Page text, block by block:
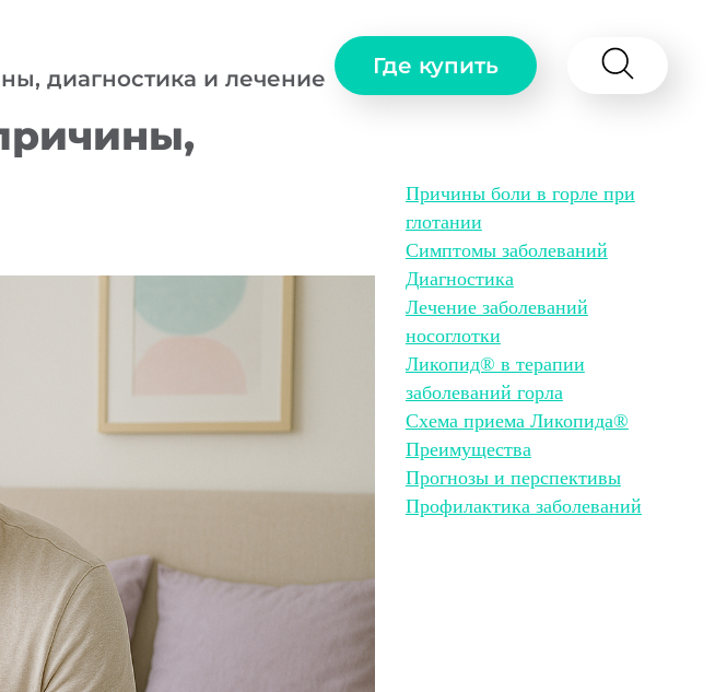
Где купить
диагностика и лечение
Причины боли в горле при
глотании
Симптомы заболеваний
Диагностика
Лечение заболеваний
носоглотки
Ликопид® в терапии
заболеваний горла
Схема приема Ликопида®
Преимущества
Прогнозы и перспективы
Профилактика заболеваний